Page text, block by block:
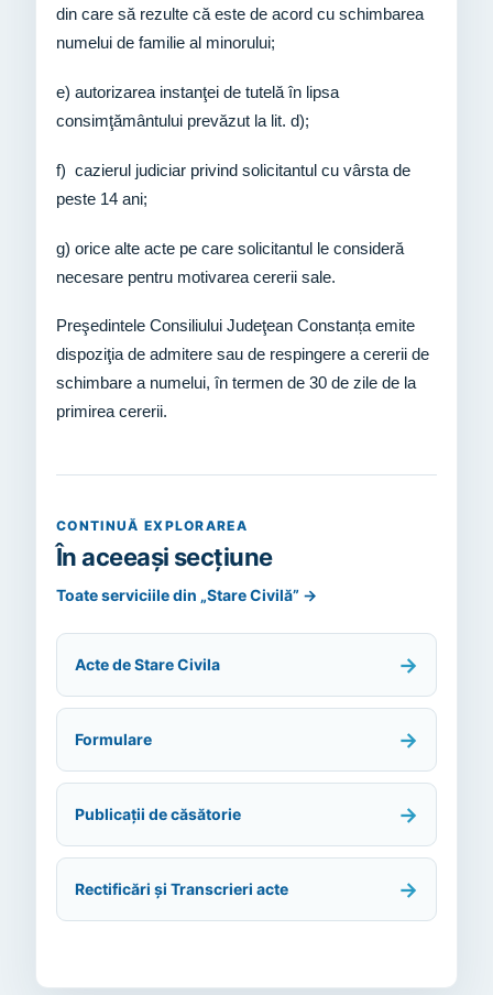
din care să rezulte că este de acord cu schimbarea
numelui de familie al minorului;
e) autorizarea instanţei de tutelă în lipsa
consimţământului prevăzut la lit. d);
f) cazierul judiciar privind solicitantul cu vârsta de
peste 14 ani;
g) orice alte acte pe care solicitantul le consideră
necesare pentru motivarea cererii sale.
Preşedintele Consiliului Judeţean Constanța emite
dispoziţia de admitere sau de respingere a cererii de
schimbare a numelui, în termen de 30 de zile de la
primirea cererii.
CONTINUĂ EXPLORAREA
În aceeași secțiune
Toate serviciile din „Stare Civilă” →
Acte de Stare Civila →
Formulare →
Publicații de căsătorie →
Rectificări și Transcrieri acte →